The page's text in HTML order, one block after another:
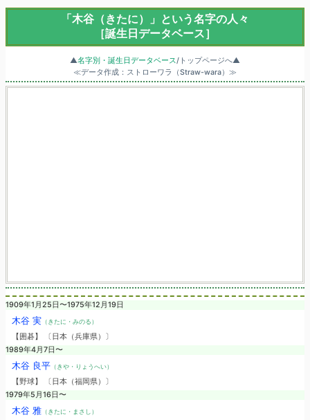
「木谷（きたに）」という名字の人々
［誕生日データベース］
▲名字別・誕生日データベース/トップページへ▲
≪データ作成：ストローワラ（Straw-wara）≫
1909年1月25日〜1975年12月19日
木谷 実（きたに・みのる）
【囲碁】 〔日本（兵庫県）〕
1989年4月7日〜
木谷 良平（きや・りょうへい）
【野球】 〔日本（福岡県）〕
1979年5月16日〜
木谷 雅（きたに・まさし）